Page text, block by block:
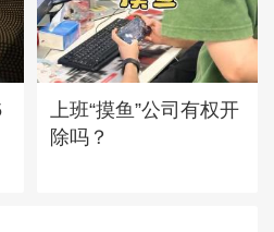
上班“摸鱼”公司有权开
除吗？